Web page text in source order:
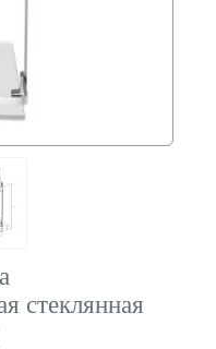
стеклянная